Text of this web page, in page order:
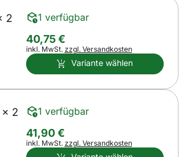
2
1 verfügbar
40,75€
Steuerhinweis:
inkl. MwSt. zzgl. Versandkosten
Variante wählen
x 2
1 verfügbar
41,90€
Steuerhinweis:
inkl. MwSt. zzgl. Versandkosten